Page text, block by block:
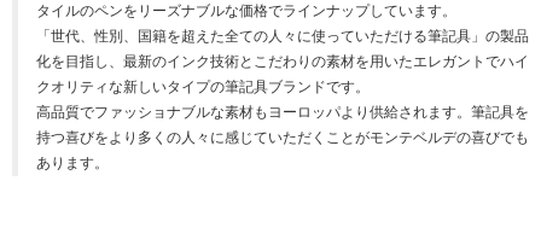
タイルのペンをリーズナブルな価格でラインナップしています。
「世代、性別、国籍を超えた全ての人々に使っていただける筆記具」の製品
化を目指し、最新のインク技術とこだわりの素材を用いたエレガントでハイ
クオリティな新しいタイプの筆記具ブランドです。
高品質でファッショナブルな素材もヨーロッパより供給されます。筆記具を
持つ喜びをより多くの人々に感じていただくことがモンテベルデの喜びでも
あります。